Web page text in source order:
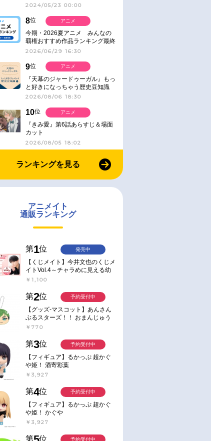
2024/05/23 00:00
8位
今期・2026夏アニメ みんなの
覇権おすすめ作品ランキング最終
結果発表！
2026/06/29 16:30
アニメ
9位
『天幕のジャードゥーガル』もっ
と好きになっちゃう歴史豆知識
2026/08/06 18:30
アニメ
10位
『きみ愛』第6話あらすじ＆場面
カット
2026/08/05 18:02
アニメ
ランキングを見る
アニメイト
通販ランキング
第1位
【くじメイト】今井文也のくじメ
イトVol.4～チャラめに見える幼
馴染、実は一途で独占欲が強いん
￥1,100
発売中
第2位
【グッズ-マスコット】あんさん
ぶるスターズ！！ おまんじゅう
にぎにぎマスコット ねくすと2
￥770
予約受付中
第3位
【フィギュア】るかっぷ 超かぐ
や姫！ 酒寄彩葉
￥3,927
予約受付中
第4位
【フィギュア】るかっぷ 超かぐ
や姫！ かぐや
￥3,927
予約受付中
第 位 予約受付中